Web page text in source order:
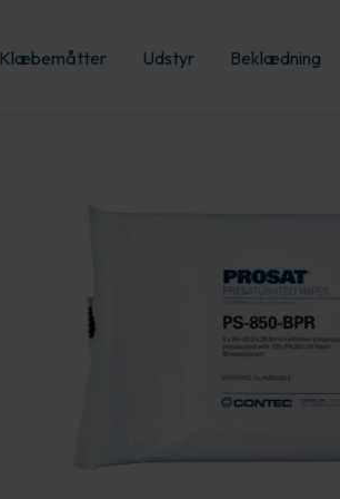
Klæbemåtter Udstyr Beklædning